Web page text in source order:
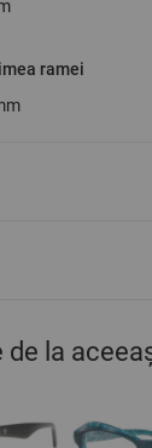
ramei
de la